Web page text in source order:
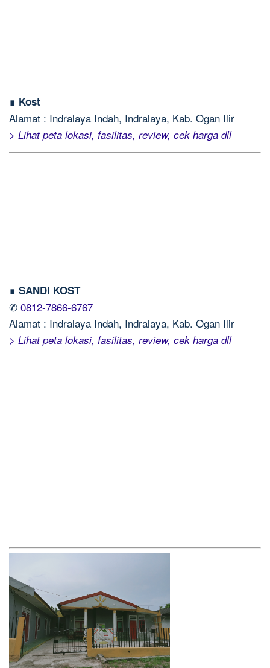
∎ Kost
Alamat : Indralaya Indah, Indralaya, Kab. Ogan Ilir
> Lihat peta lokasi, fasilitas, review, cek harga dll
∎ SANDI KOST
✆ 0812-7866-6767
Alamat : Indralaya Indah, Indralaya, Kab. Ogan Ilir
> Lihat peta lokasi, fasilitas, review, cek harga dll